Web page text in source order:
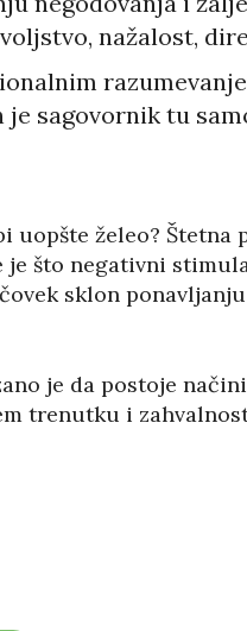
nažalost,
sagovornik tu
uopšte želeo? Štetna
što negativni
sklon
je da postoje
trenutku i